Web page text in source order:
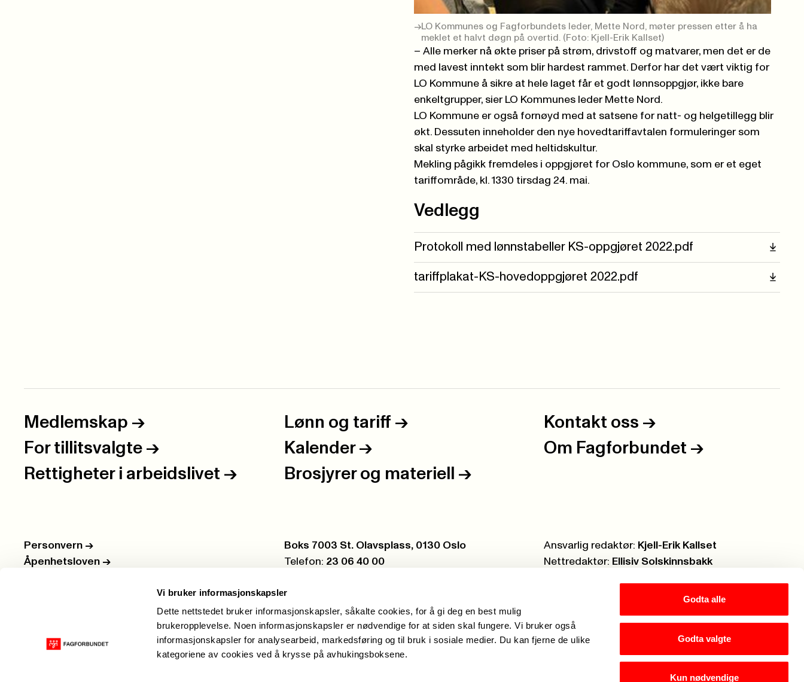
Vi bruker informasjonskapsler
Dette nettstedet bruker informasjonskapsler, såkalte cookies, for å gi deg en best mulig
brukeropplevelse. Noen informasjonskapsler er nødvendige for at siden skal fungere. Vi bruker også
informasjonskapsler for analysearbeid, markedsføring og til bruk i sosiale medier. Du kan fjerne de ulike
kategoriene av cookies ved å krysse på avhukingsboksene.
Godta alle
Godta valgte
Kun nødvendige
LO Kommunes og Fagforbundets leder, Mette Nord, møter pressen etter å ha
meklet et halvt døgn på overtid. (Foto: Kjell-Erik Kallset)
– Alle merker nå økte priser på strøm, drivstoff og matvarer, men det er de
med lavest inntekt som blir hardest rammet. Derfor har det vært viktig for
LO Kommune å sikre at hele laget får et godt lønnsoppgjør, ikke bare
enkeltgrupper, sier LO Kommunes leder Mette Nord.
LO Kommune er også fornøyd med at satsene for natt- og helgetillegg blir
økt. Dessuten inneholder den nye hovedtariffavtalen formuleringer som
skal styrke arbeidet med heltidskultur.
Mekling pågikk fremdeles i oppgjøret for Oslo kommune, som er et eget
tariffområde, kl. 1330 tirsdag 24. mai.
Vedlegg
Protokoll med lønnstabeller KS-oppgjøret 2022.pdf
tariffplakat-KS-hovedoppgjøret 2022.pdf
Medlemskap -> Lønn og tariff -> Kontakt oss ->
For tillitsvalgte -> Kalender -> Om Fagforbundet ->
Rettigheter i arbeidslivet -> Brosjyrer og materiell ->
Personvern ->
Åpenhetsloven ->
Postboks:
Boks 7003 St. Olavsplass, 0130 Oslo
Telefon: 23 06 40 00
Ansvarlig redaktør: Kjell-Erik Kallset
Nettredaktør: Ellisiv Solskinnsbakk